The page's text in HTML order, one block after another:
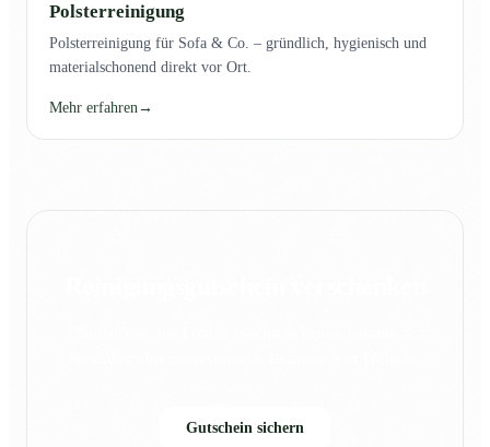
Polsterreinigung
Polsterreinigung für Sofa & Co. – gründlich, hygienisch und
materialschonend direkt vor Ort.
Mehr erfahren→
Gutschein sichern